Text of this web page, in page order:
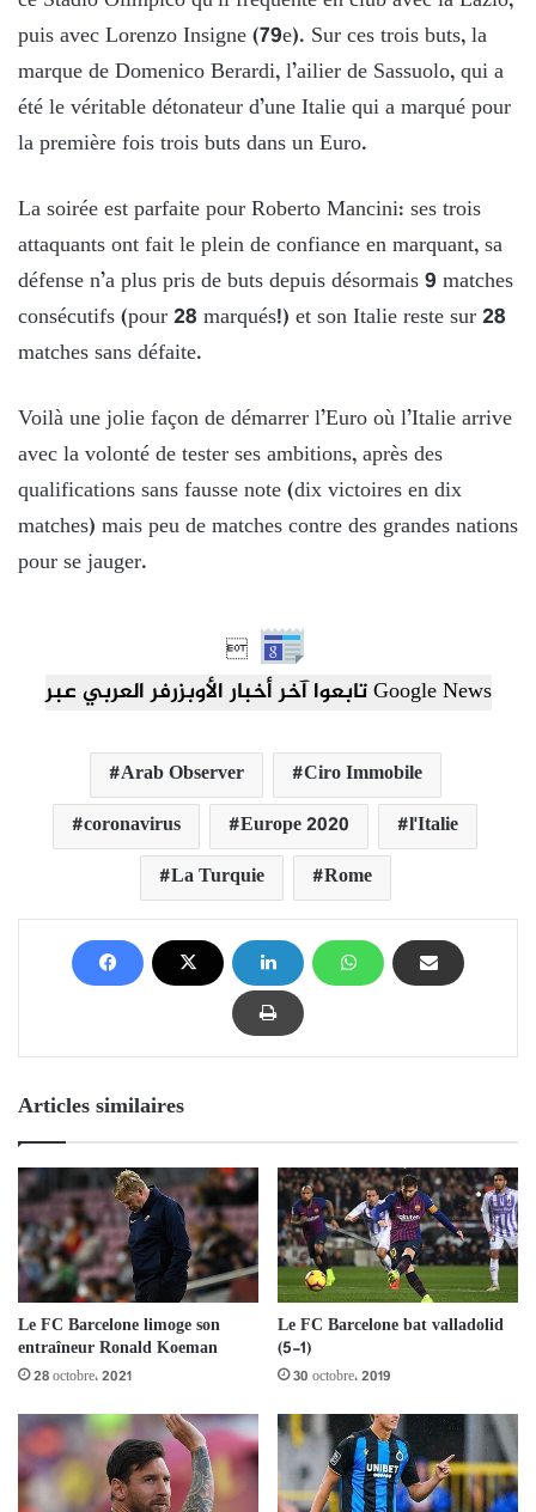
puis avec Lorenzo Insigne (79e). Sur ces trois buts, la
marque de Domenico Berardi, l’ailier de Sassuolo, qui a
été le véritable détonateur d’une Italie qui a marqué pour
la première fois trois buts dans un Euro.
La soirée est parfaite pour Roberto Mancini: ses trois
attaquants ont fait le plein de confiance en marquant, sa
défense n’a plus pris de buts depuis désormais 9 matches
consécutifs (pour 28 marqués!) et son Italie reste sur 28
matches sans défaite.
Voilà une jolie façon de démarrer l’Euro où l’Italie arrive
avec la volonté de tester ses ambitions, après des
qualifications sans fausse note (dix victoires en dix
matches) mais peu de matches contre des grandes nations
pour se jauger.

تابعوا آخر أخبار الأوبزرفر العربي عبر Google News
Arab Observer
Ciro Immobile
coronavirus
Europe 2020
l'Italie
La Turquie
Rome
Articles similaires
Le FC Barcelone limoge son
entraîneur Ronald Koeman
28 octobre، 2021
Le FC Barcelone bat valladolid
(5-1)
30 octobre، 2019